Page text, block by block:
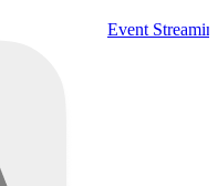
Event